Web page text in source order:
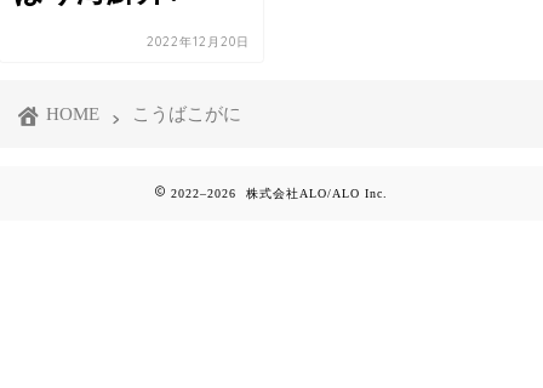
2022年12月20日
HOME こうばこがに
2022–2026 株式会社ALO/ALO Inc.